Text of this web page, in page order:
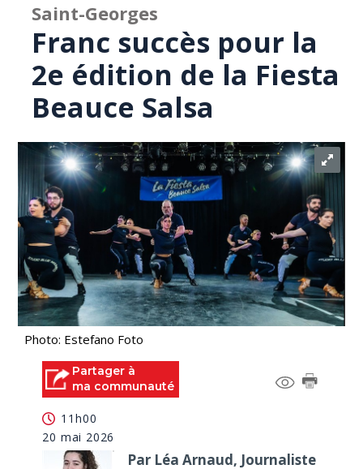
Saint-Georges
Franc succès pour la
2e édition de la Fiesta
Beauce Salsa
Photo: Estefano Foto
Partager à
ma communauté
11h00
20 mai 2026
Par Léa Arnaud, Journaliste